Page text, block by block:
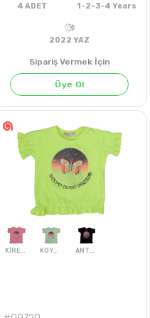
ADET 1-2-3-4
2022 YAZ
Sipariş Vermek İçin
Üye Ol